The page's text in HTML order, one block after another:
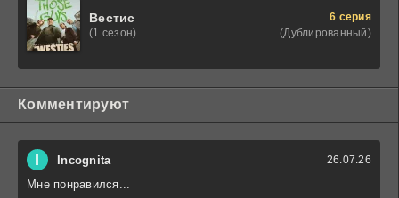
Вестис
(1 сезон)
6 серия
(Дублированный)
Комментируют
I Incognita 26.07.26
Мне понравился...